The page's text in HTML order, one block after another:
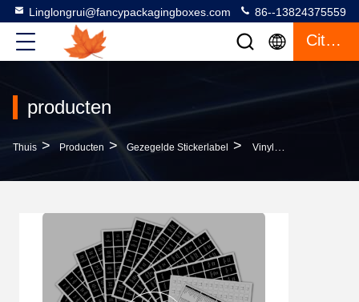
Linglongrui@fancypackagingboxes.com 86--13824375559
Citaat
producten
Thuis > Producten > Gezegelde Stickerlabel > Vinyl Papier Zegel Plakker Etiket Waterdicht Voor Voedsel Etikettering Verpakkingen